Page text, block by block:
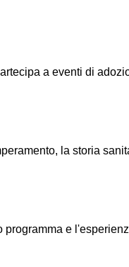
a eventi di
la storia
e